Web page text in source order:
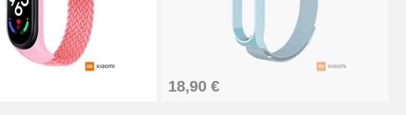
Ajouter au panier
18,90 €